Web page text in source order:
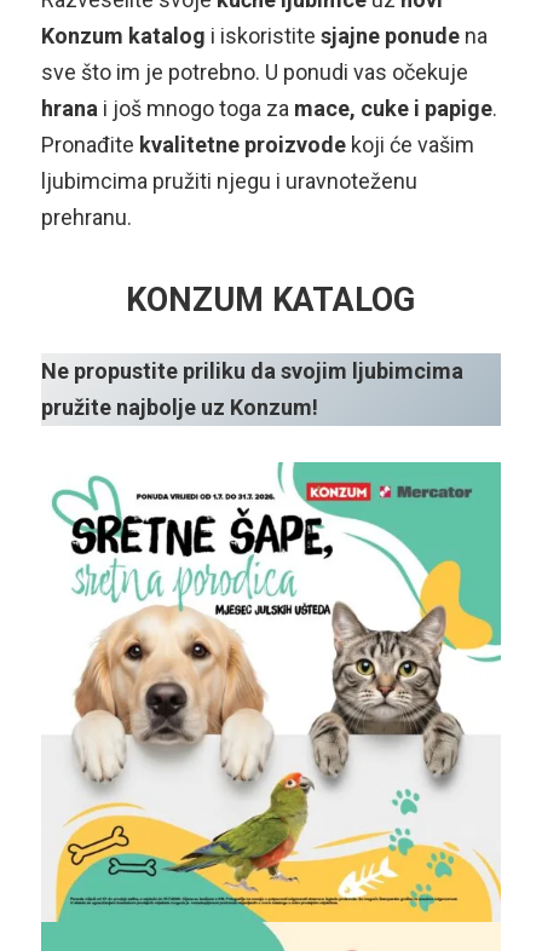
Konzum katalog i iskoristite sjajne ponudena
sve što im je potrebno. U ponudi vas očekuje
hrana i još mnogo toga za mace, cuke i papige.
Pronađite kvalitetne proizvodekoji će vašim
ljubimcima pružiti njegu i uravnoteženu
prehranu.
KONZUM KATALOG
Ne propustite priliku da svojim ljubimcima
pružite najbolje uz Konzum!